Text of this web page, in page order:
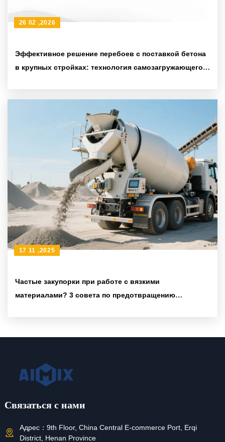
Эффективное решение перебоев с поставкой бетона
в крупных стройках: технология самозагружающегося
26 02 ,2026
Частые закупорки при работе с вязкими
материалами? 3 совета по предотвращению
17 11 ,2025
Связаться с нами
Адрес： 9th Floor, China Central E-commerce Port, Erqi
District, Henan Province